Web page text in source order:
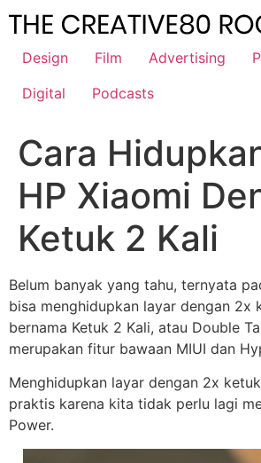
Skip
content
Design Film Advertising
Digital
Podcasts
Cara
HP Xiaomi
Ketuk 2 Kali
Belum banyak yang tahu, ternyata
bisa menghidupkan layar dengan 2x
bernama Ketuk 2 Kali, atau Double
merupakan fitur bawaan MIUI dan
Menghidupkan layar dengan 2x
praktis karena kita tidak perlu lagi
Power.